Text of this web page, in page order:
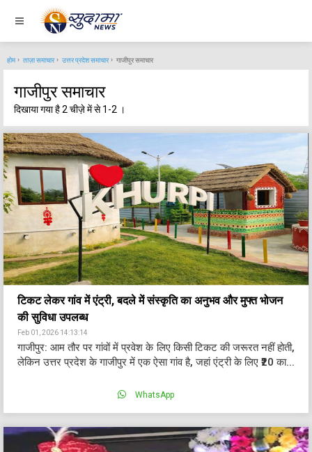
होम ताज़ा समाचार उत्तर प्रदेश समाचार गाजीपुर समाचार
गाजीपुर समाचार
दिखाया गया है 2 चीज़े में से 1-2 ।
टिकट लेकर गांव में एंट्री, बदले में संस्कृति का अनुभव और मुफ्त भोजन
की सुविधा उपलब्ध
Feb 01, 2026 14:13:14
गाजीपुर: आम तौर पर गांवों में प्रवेश के लिए किसी टिकट की जरूरत नहीं होती,
लेकिन उत्तर प्रदेश के गाजीपुर में एक ऐसा गांव है, जहां एंट्री के लिए ₹20 का...
WhatsApp